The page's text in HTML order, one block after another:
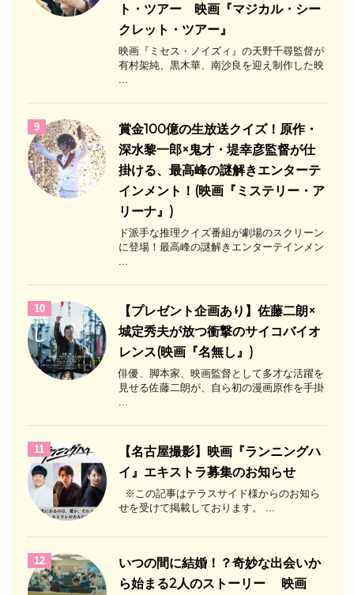
ト・ツアー 映画『マジカル・シー
クレット・ツアー』
映画『ミセス・ノイズィ』の天野千尋監督が
有村架純、黒木華、南沙良を迎え制作した映
9
​賞金100億の生放送クイズ！原作・
深水黎一郎×鬼才・堤幸彦監督が仕
掛ける、最高峰の謎解きエンターテ
インメント！(映画『ミステリー・ア
リーナ』)
ド派手な推理クイズ番組が劇場のスクリーン
に登場！最高峰の謎解きエンターテインメン
10
【プレゼント企画あり】佐藤二朗×
城定秀夫が放つ衝撃のサイコバイオ
レンス(映画『名無し』)
俳優、脚本家、映画監督として多才な活躍を
見せる佐藤二朗が、自ら初の漫画原作を手掛
11
【名古屋撮影】映画『ランニングハ
イ』エキストラ募集のお知らせ
※この記事はテラスサイド様からのお知ら
せを受けて掲載しております。 ...
12
いつの間に結婚！？奇妙な出会いか
ら始まる2人のストーリー 映画